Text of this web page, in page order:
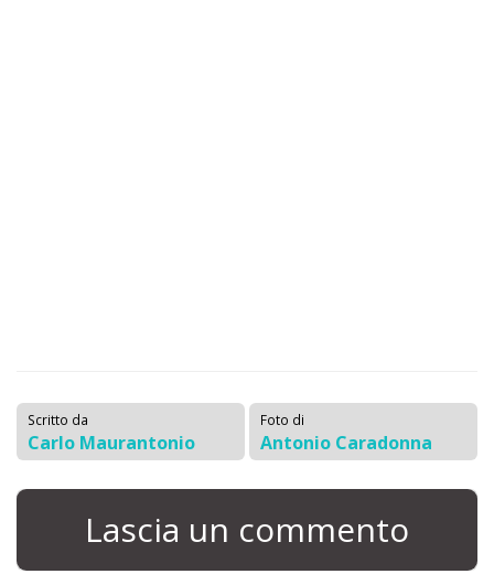
Scritto da
Carlo Maurantonio
Foto di
Antonio Caradonna
Lascia un commento